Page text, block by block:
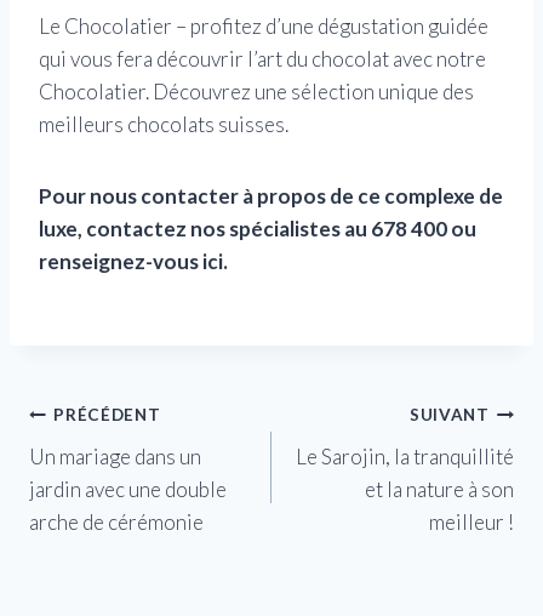
Le Chocolatier – profitez d’une dégustation guidée
qui vous fera découvrir l’art du chocolat avec notre
Chocolatier. Découvrez une sélection unique des
meilleurs chocolats suisses.
Pour nous contacter à propos de ce complexe de
luxe, contactez nos spécialistes au 678 400 ou
renseignez-vous ici.
Navigation
de
l’article
PRÉCÉDENT
Un mariage dans un
jardin avec une double
arche de cérémonie
SUIVANT
Le Sarojin, la tranquillité
et la nature à son
meilleur !